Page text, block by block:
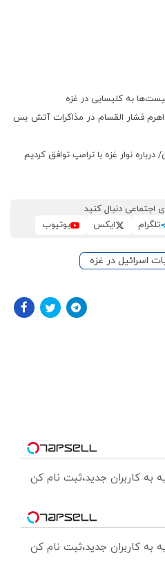
به کلیسایی در غزه
فشار القسام در مذاکرات آتش بس
درباره نوار غزه با ترامپ توافق کردیم
اجتماعی دنبال کنید
تلگرام ایکس یوتیوب
اسرائیل در غزه